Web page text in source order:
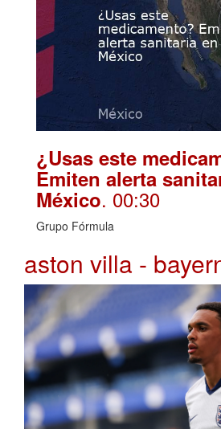
¿Usas este
Emiten alerta
México. 00:30
Grupo Fórmula
aston villa -